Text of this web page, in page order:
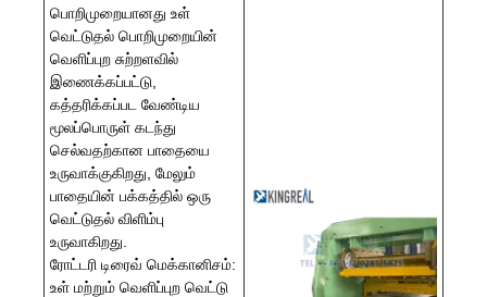
பொறிமுறையானது உள்
வெட்டுதல் பொறிமுறையின்
வெளிப்புற சுற்றளவில்
இணைக்கப்பட்டு,
கத்தரிக்கப்பட வேண்டிய
மூலப்பொருள் கடந்து
செல்வதற்கான பாதையை
உருவாக்குகிறது, மேலும்
பாதையின் பக்கத்தில் ஒரு
வெட்டுதல் விளிம்பு
உருவாகிறது.
ரோட்டரி டிரைவ் மெக்கானிசம்:
உள் மற்றும் வெளிப்புற வெட்டு